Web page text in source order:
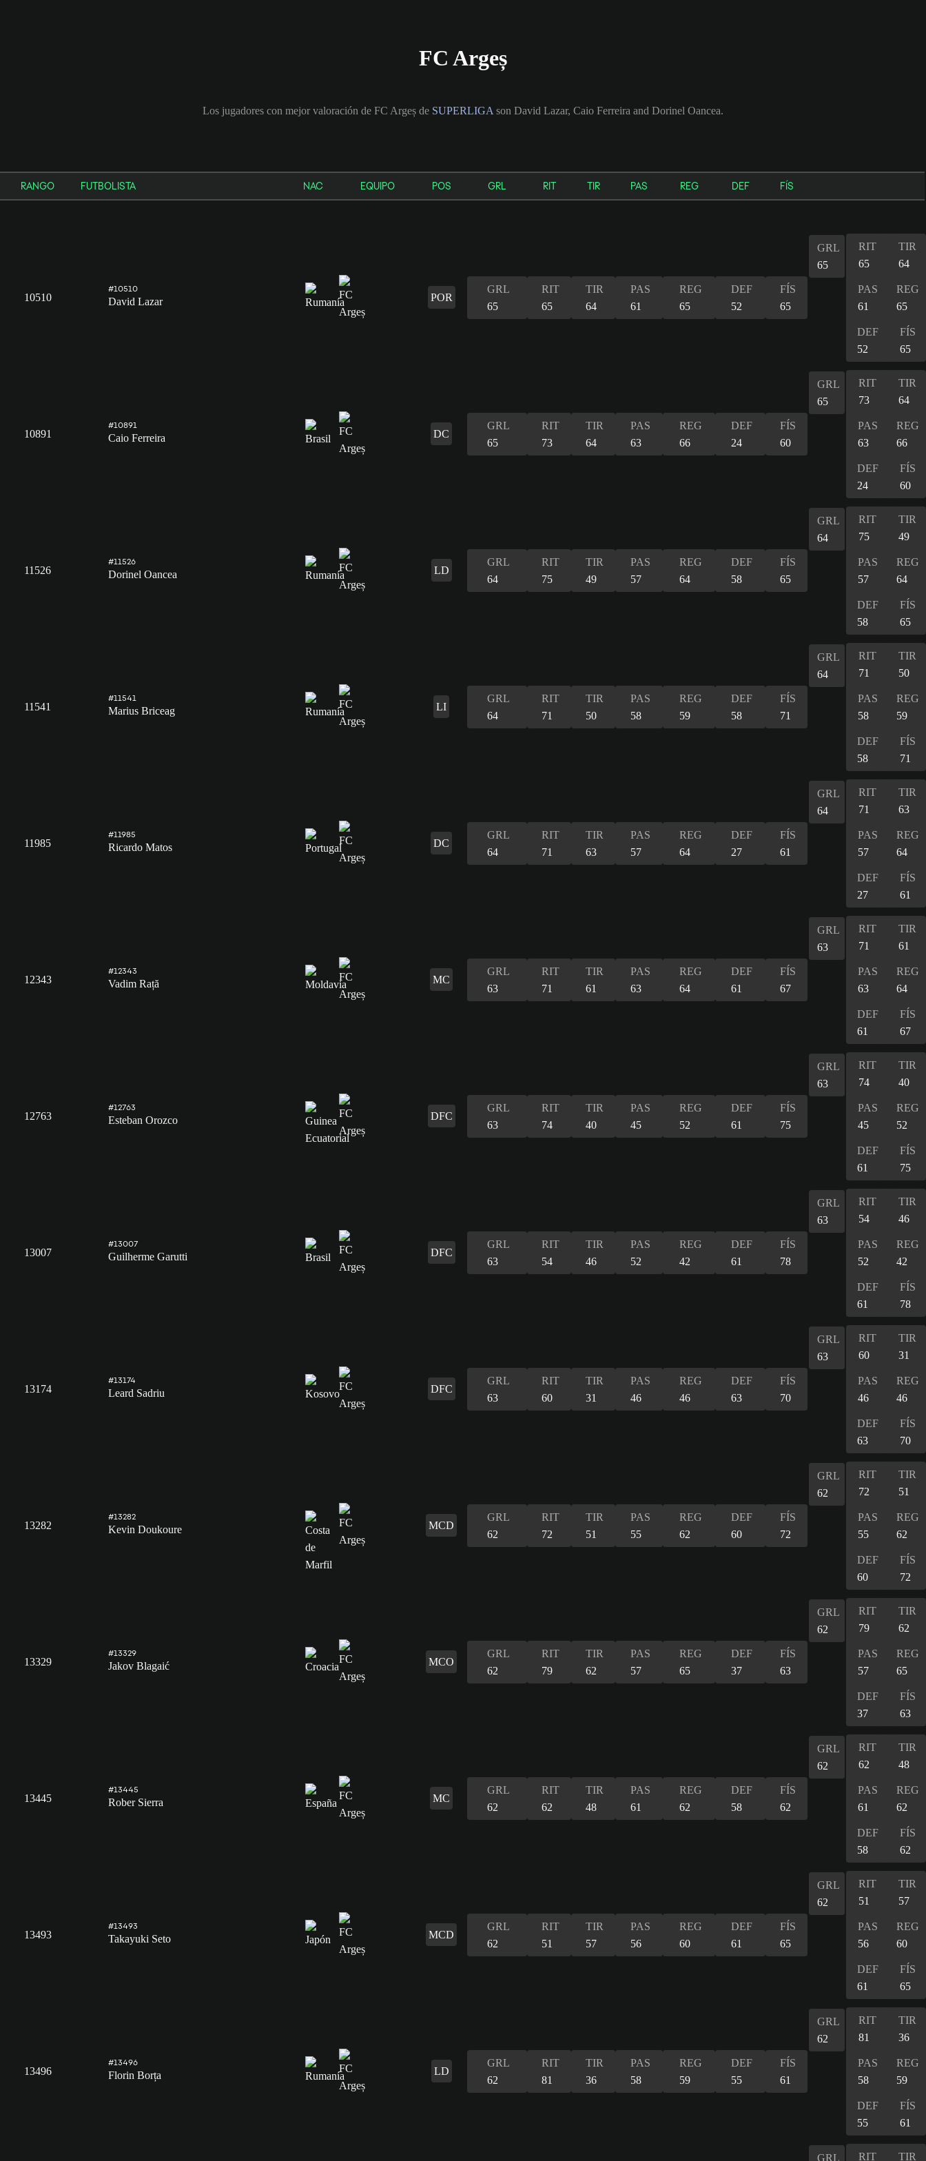
FC Argeș
Los jugadores con mejor valoración de FC Argeș de SUPERLIGA son David Lazar, Caio Ferreira and Dorinel Oancea.
RANGO FUTBOLISTA NAC EQUIPO POS GRL RIT TIR PAS REG DEF FÍS
10510
#10510
David Lazar POR
GRL
65
RIT
65
TIR
64
PAS
61
REG
65
DEF
52
FÍS
65
GRL
65
RIT
65
TIR
64
PAS
61
REG
65
DEF
52
FÍS
65
10891
#10891
Caio Ferreira DC
GRL
65
RIT
73
TIR
64
PAS
63
REG
66
DEF
24
FÍS
60
GRL
65
RIT
73
TIR
64
PAS
63
REG
66
DEF
24
FÍS
60
11526
#11526
Dorinel Oancea LD
GRL
64
RIT
75
TIR
49
PAS
57
REG
64
DEF
58
FÍS
65
GRL
64
RIT
75
TIR
49
PAS
57
REG
64
DEF
58
FÍS
65
11541
#11541
Marius Briceag LI
GRL
64
RIT
71
TIR
50
PAS
58
REG
59
DEF
58
FÍS
71
GRL
64
RIT
71
TIR
50
PAS
58
REG
59
DEF
58
FÍS
71
11985
#11985
Ricardo Matos DC
GRL
64
RIT
71
TIR
63
PAS
57
REG
64
DEF
27
FÍS
61
GRL
64
RIT
71
TIR
63
PAS
57
REG
64
DEF
27
FÍS
61
12343
#12343
Vadim Rață MC
GRL
63
RIT
71
TIR
61
PAS
63
REG
64
DEF
61
FÍS
67
GRL
63
RIT
71
TIR
61
PAS
63
REG
64
DEF
61
FÍS
67
12763
#12763
Esteban Orozco DFC
GRL
63
RIT
74
TIR
40
PAS
45
REG
52
DEF
61
FÍS
75
GRL
63
RIT
74
TIR
40
PAS
45
REG
52
DEF
61
FÍS
75
13007
#13007
Guilherme Garutti DFC
GRL
63
RIT
54
TIR
46
PAS
52
REG
42
DEF
61
FÍS
78
GRL
63
RIT
54
TIR
46
PAS
52
REG
42
DEF
61
FÍS
78
13174
#13174
Leard Sadriu DFC
GRL
63
RIT
60
TIR
31
PAS
46
REG
46
DEF
63
FÍS
70
GRL
63
RIT
60
TIR
31
PAS
46
REG
46
DEF
63
FÍS
70
13282
#13282
Kevin Doukoure MCD
GRL
62
RIT
72
TIR
51
PAS
55
REG
62
DEF
60
FÍS
72
GRL
62
RIT
72
TIR
51
PAS
55
REG
62
DEF
60
FÍS
72
13329
#13329
Jakov Blagaić MCO
GRL
62
RIT
79
TIR
62
PAS
57
REG
65
DEF
37
FÍS
63
GRL
62
RIT
79
TIR
62
PAS
57
REG
65
DEF
37
FÍS
63
13445
#13445
Rober Sierra MC
GRL
62
RIT
62
TIR
48
PAS
61
REG
62
DEF
58
FÍS
62
GRL
62
RIT
62
TIR
48
PAS
61
REG
62
DEF
58
FÍS
62
13493
#13493
Takayuki Seto MCD
GRL
62
RIT
51
TIR
57
PAS
56
REG
60
DEF
61
FÍS
65
GRL
62
RIT
51
TIR
57
PAS
56
REG
60
DEF
61
FÍS
65
13496
#13496
Florin Borța LD
GRL
62
RIT
81
TIR
36
PAS
58
REG
59
DEF
55
FÍS
61
GRL
62
RIT
81
TIR
36
PAS
58
REG
59
DEF
55
FÍS
61
GRL RIT TIR